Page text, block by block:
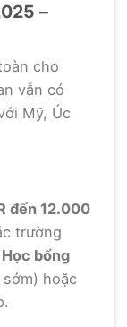
–
cho
vẫn có
Mỹ, Úc
đến 12.000
trường
Học bổng
hoặc